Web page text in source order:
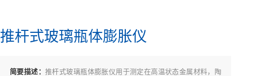
推杆式玻璃瓶体膨胀仪
简要描述：推杆式玻璃瓶体膨胀仪用于测定在高温状态金属材料，陶